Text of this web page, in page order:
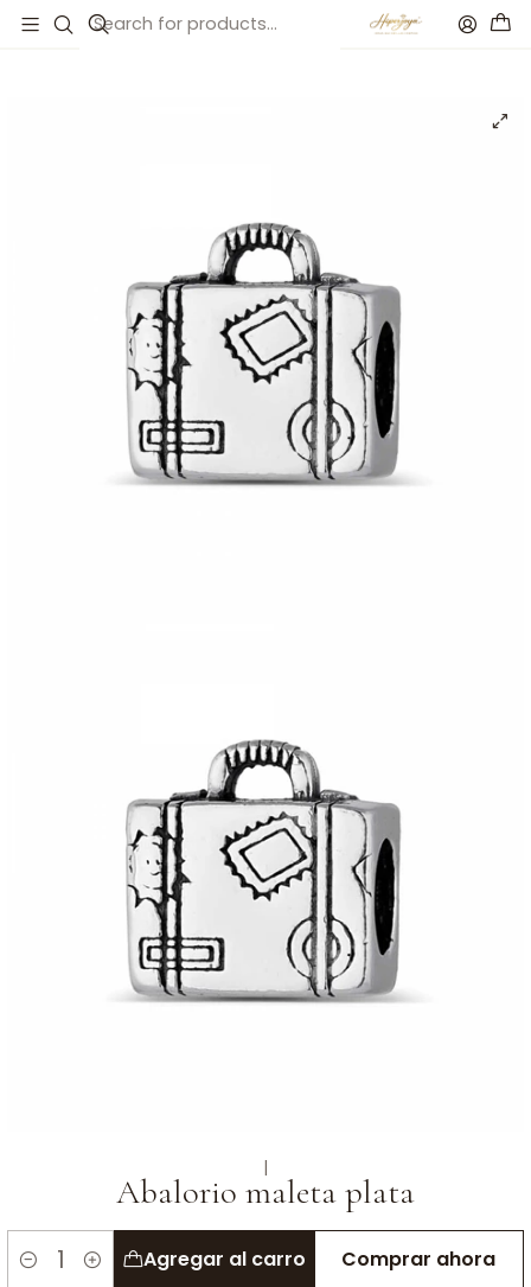
Inicio Catálogo Abalorio maleta plata
|
Abalorio maleta plata
Cantidad
Agregar al carro Comprar ahora